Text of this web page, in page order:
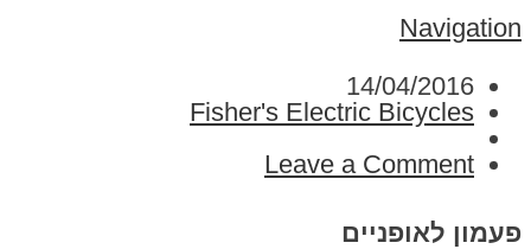
Navigation
14/04/2016
Fisher's Electric Bicycles
Leave a Comment
פעמון לאופניים